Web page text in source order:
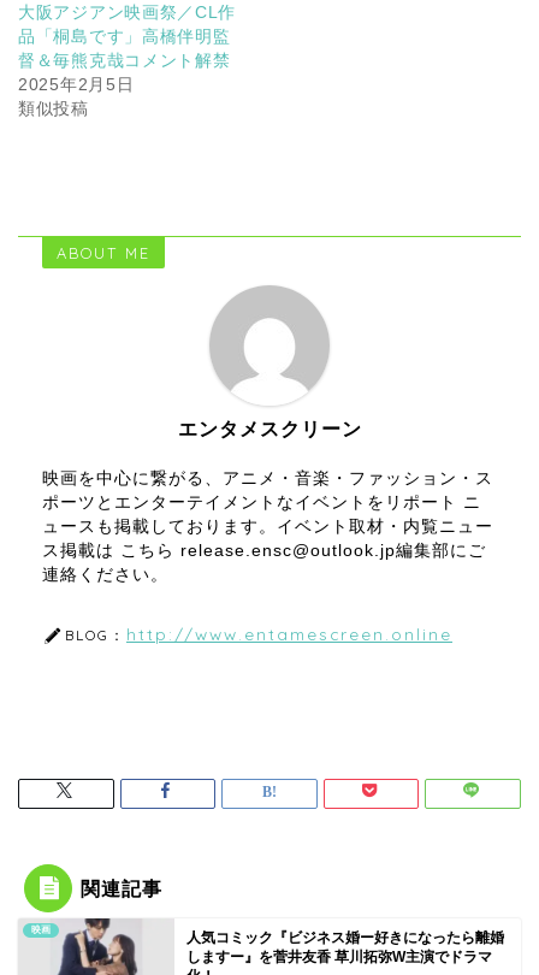
大阪アジアン映画祭／CL作
品「桐島です」高橋伴明監
督＆毎熊克哉コメント解禁
2025年2月5日
類似投稿
ABOUT ME
エンタメスクリーン
映画を中心に繋がる、アニメ・音楽・ファッション・ス
ポーツとエンターテイメントなイベントをリポート ニ
ュースも掲載しております。イベント取材・内覧ニュー
ス掲載は こちら release.ensc@outlook.jp編集部にご
連絡ください。
BLOG： http://www.entamescreen.online
関連記事
映画
人気コミック『ビジネス婚ー好きになったら離婚
しますー』を菅井友香 草川拓弥W主演でドラマ